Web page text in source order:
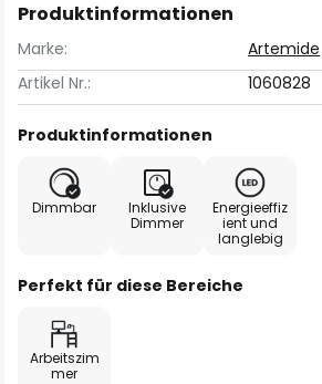
Produktinformationen
Marke:
Artemide
Artikel Nr.:
1060828
Produktinformationen
Dimmbar
Inklusive
Dimmer
Energieeffiz
ient und
langlebig
Perfekt für diese Bereiche
Arbeitszim
mer